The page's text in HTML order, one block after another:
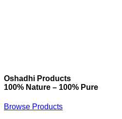
Oshadhi Products
100% Nature – 100% Pure
Browse Products